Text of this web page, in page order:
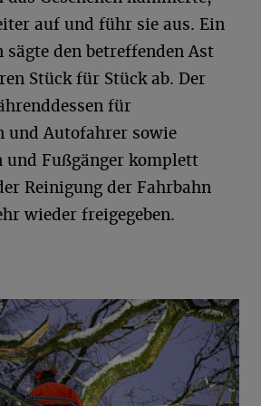
auf und führ sie aus. Ein
sägte den betreffenden Ast
Stück für Stück ab. Der
für
und Autofahrer sowie
und Fußgänger komplett
Reinigung der Fahrbahn
wieder freigegeben.